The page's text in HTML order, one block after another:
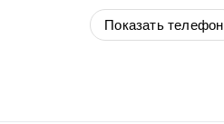
Показать телефон